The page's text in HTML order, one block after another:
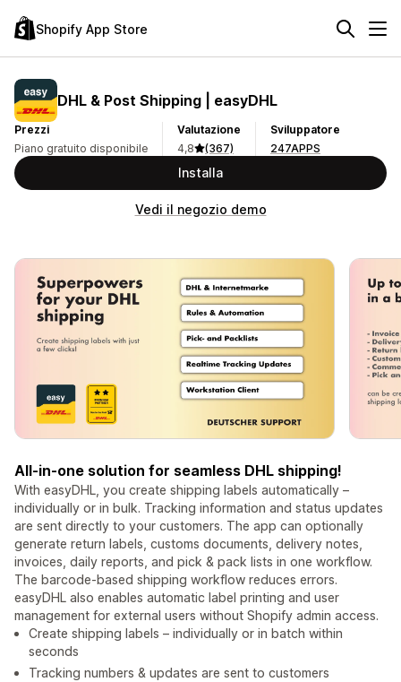
Shopify App Store
DHL & Post Shipping | easyDHL
Prezzi
Piano gratuito disponibile
Valutazione
4,8
(367)
Sviluppatore
247APPS
Installa
Vedi il negozio demo
All-in-one solution for seamless DHL shipping!
With easyDHL, you create shipping labels automatically –
individually or in bulk. Tracking information and status updates
are sent directly to your customers. The app can optionally
generate return labels, customs documents, delivery notes,
invoices, daily reports, and pick & pack lists in one workflow.
The barcode-based shipping workflow reduces errors.
easyDHL also enables automatic label printing and user
management for external users without Shopify admin access.
Create shipping labels – individually or in batch within
seconds
Tracking numbers & updates are sent to customers